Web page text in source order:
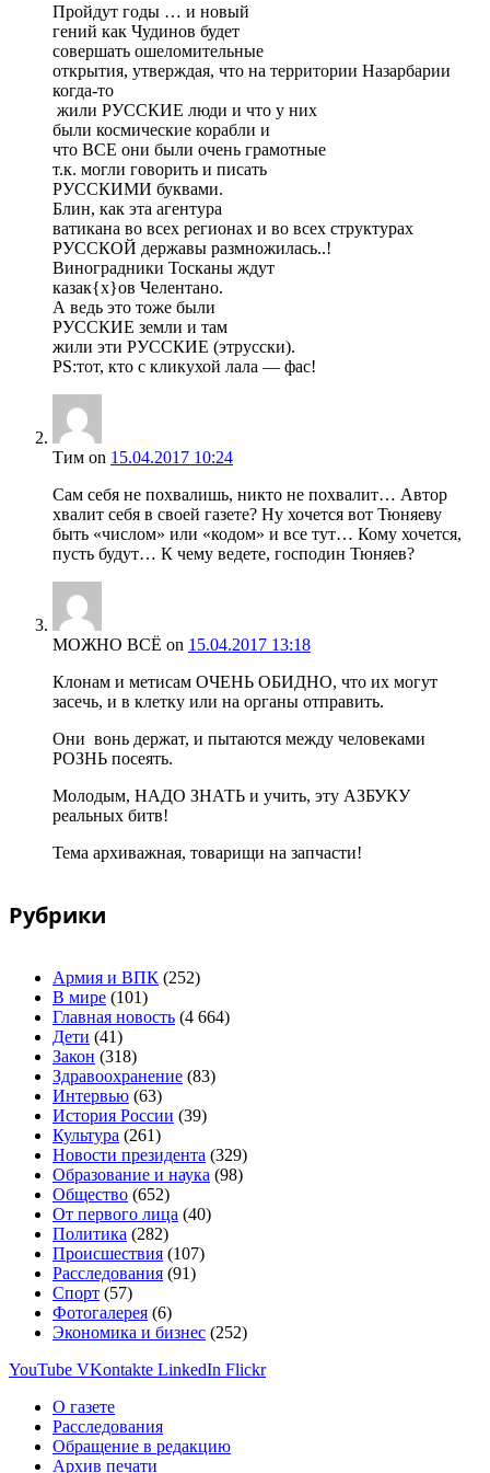
Пройдут годы … и новый
гений как Чудинов будет
совершать ошеломительные
открытия, утверждая, что на территории Назарбарии
когда-то
жили РУССКИЕ люди и что у них
были космические корабли и
что ВСЕ они были очень грамотные
т.к. могли говорить и писать
РУССКИМИ буквами.
Блин, как эта агентура
ватикана во всех регионах и во всех структурах
РУССКОЙ державы размножилась..!
Виноградники Тосканы ждут
казак{x}ов Челентано.
А ведь это тоже были
РУССКИЕ земли и там
жили эти РУССКИЕ (этрусски).
PS:тот, кто с кликухой лала — фас!
Тим on 15.04.2017 10:24
Сам себя не похвалишь, никто не похвалит… Автор
хвалит себя в своей газете? Ну хочется вот Тюняеву
быть «числом» или «кодом» и все тут… Кому хочется,
пусть будут… К чему ведете, господин Тюняев?
МОЖНО ВСЁ on 15.04.2017 13:18
Клонам и метисам ОЧЕНЬ ОБИДНО, что их могут
засечь, и в клетку или на органы отправить.
Они вонь держат, и пытаются между человеками
РОЗНЬ посеять.
Молодым, НАДО ЗНАТЬ и учить, эту АЗБУКУ
реальных битв!
Тема архиважная, товарищи на запчасти!
Рубрики
Армия и ВПК (252)
В мире (101)
Главная новость (4 664)
Дети (41)
Закон (318)
Здравоохранение (83)
Интервью (63)
История России (39)
Культура (261)
Новости президента (329)
Образование и наука (98)
Общество (652)
От первого лица (40)
Политика (282)
Происшествия (107)
Расследования (91)
Спорт (57)
Фотогалерея (6)
Экономика и бизнес (252)
YouTube VKontakte LinkedIn Flickr
О газете
Расследования
Обращение в редакцию
Архив печати